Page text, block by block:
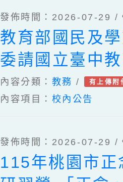
「桃園客語開
勵平臺」教育
發佈時間：2026-07-29 /
教育部國民及
委請國立臺中
理「115年原住
跨領域議題教
教育創新論壇
坊、國立高雄
內容分類： 教務 / 有上傳附
內容項目： 校內公告
發佈時間：2026-07-29 /
115年桃園市正